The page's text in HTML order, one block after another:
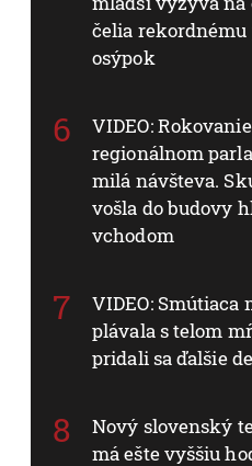
čelia
osýpok
VIDEO:
regionálnom
milá návšteva.
vošla do budovy
vchodom
VIDEO: Smútiaca
plávala s telom
pridali sa ďalšie
Nový slovenský
má ešte vyššiu